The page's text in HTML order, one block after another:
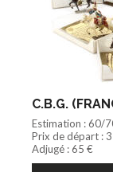
C.B.G.
Estimation : 60/
Prix de départ :
Adjugé : 65 €